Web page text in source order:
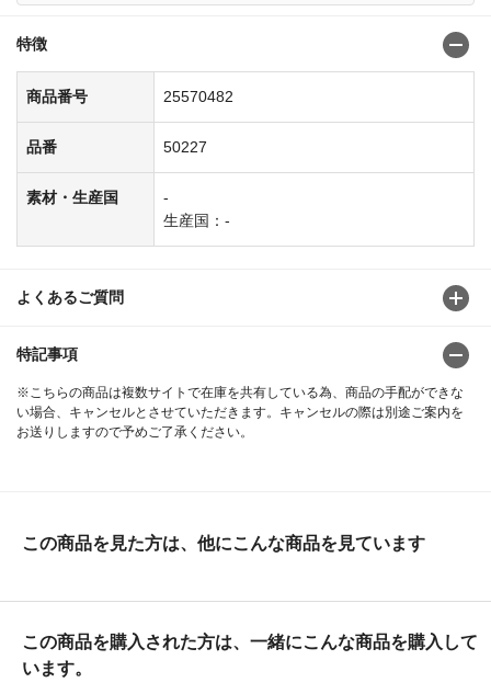
特徴
商品番号 25570482
品番 50227
素材・生産国
-
生産国：-
よくあるご質問
特記事項
※こちらの商品は複数サイトで在庫を共有している為、商品の手配ができな
い場合、キャンセルとさせていただきます。キャンセルの際は別途ご案内を
お送りしますので予めご了承ください。
この商品を見た方は、他にこんな商品を見ています
この商品を購入された方は、一緒にこんな商品を購入して
います。